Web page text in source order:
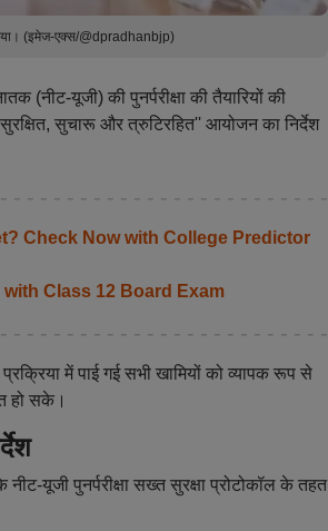
(इमेज-एक्स/@dpradhanbjp)
(नीट-यूजी) की पुनर्परीक्षा की तैयारियों की
सुचारू और त्रुटिरहित'' आयोजन का निर्देश
Check Now with College Predictor
Class 12 Board Exam
में पाई गई सभी खामियों को व्यापक रूप से
हो सके।
यूजी पुनर्परीक्षा सख्त सुरक्षा प्रोटोकॉल के तहत